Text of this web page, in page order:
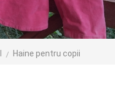
Haine pentru copii